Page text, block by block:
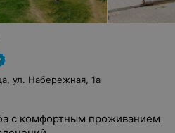
ул. Набережная, 1а
с комфортным проживанием